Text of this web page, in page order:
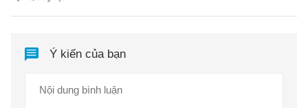
Ý kiến của bạn